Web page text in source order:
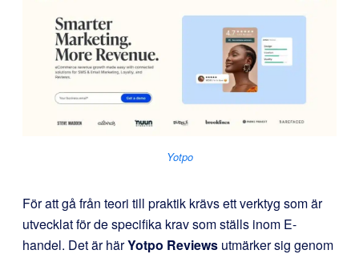
Yotpo
För att gå från teori till praktik krävs ett verktyg som är
utvecklat för de specifika krav som ställs inom E-
handel. Det är härYotpo Reviews utmärker sig genom